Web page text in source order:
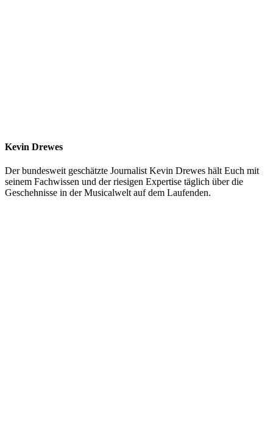
Kevin Drewes
Der bundesweit geschätzte Journalist Kevin Drewes hält Euch mit
seinem Fachwissen und der riesigen Expertise täglich über die
Geschehnisse in der Musicalwelt auf dem Laufenden.